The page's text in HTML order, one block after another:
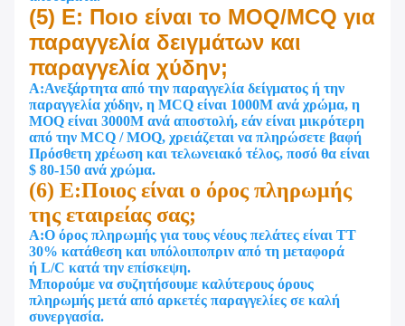
(5) Ε: Ποιο είναι το MOQ/MCQ για
παραγγελία δειγμάτων και
παραγγελία χύδην;
Α:Ανεξάρτητα από την παραγγελία δείγματος ή την
παραγγελία χύδην, η MCQ είναι 1000M ανά χρώμα, η
MOQ είναι 3000M ανά αποστολή, εάν είναι μικρότερη
από την MCQ / MOQ, χρειάζεται να πληρώσετε βαφή
Πρόσθετη χρέωση και τελωνειακό τέλος, ποσό θα είναι
$ 80-150 ανά χρώμα.
(6) Ε:Ποιος είναι ο όρος πληρωμής
της εταιρείας σας;
Α:Ο όρος πληρωμής για τους νέους πελάτες είναι TT
30% κατάθεση και υπόλοιποπριν από τη μεταφορά
ή L/C κατά την επίσκεψη.
Μπορούμε να συζητήσουμε καλύτερους όρους
πληρωμής μετά από αρκετές παραγγελίες σε καλή
συνεργασία.